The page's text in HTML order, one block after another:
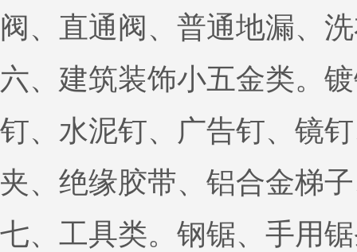
阀、直通阀、普通地漏、
六、建筑装饰小五金类。
钉、水泥钉、广告钉、镜
夹、绝缘胶带、铝合金梯
七、工具类。钢锯、手用